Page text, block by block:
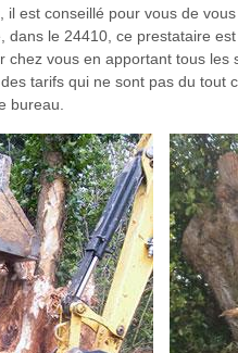
il est conseillé pour vous de
dans le 24410, ce prestataire
chez vous en apportant tous
tarifs qui ne sont pas du tout
bureau.